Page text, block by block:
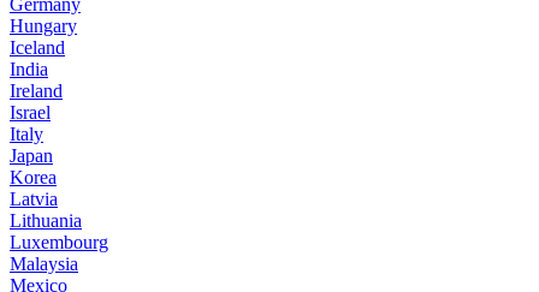
Hungary
Iceland
India
Ireland
Israel
Italy
Japan
Korea
Latvia
Lithuania
Luxembourg
Malaysia
Mexico